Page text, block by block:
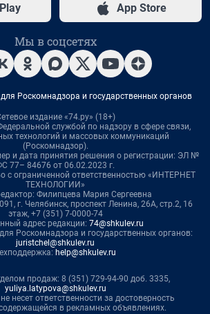
App Store
Мы в соцсетях
Роскомнадзора и государственных органов
издание «74.ру» (18+)
службой по надзору в сфере связи,
технологий и массовых коммуникаций
(Роскомнадзор).
и дата принятия решения о регистрации: ЭЛ №
77– 84676 от 06.02.2023 г.
с ограниченной ответственностью «ИНТЕРНЕТ
ТЕХНОЛОГИИ»
Филипцева Мария Сергеевна
г. Челябинск, проспект Ленина, 26А, стр.2, 16
этаж, +7 (351) 7-0000-74
адрес редакции: 74@shkulev.ru
Роскомнадзора и государственных органов:
juristchel@shkulev.ru
help@shkulev.ru
продаж: 8 (351) 729-94-90 доб. 3335,
yuliya.latypova@shkulev.ru
несет ответственности за достоверность
в рекламных объявлениях.